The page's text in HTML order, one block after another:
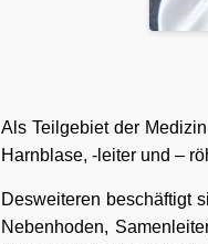
Als Teilgebiet der
Harnblase, -leiter und –
Desweiteren beschäftigt
Nebenhoden,